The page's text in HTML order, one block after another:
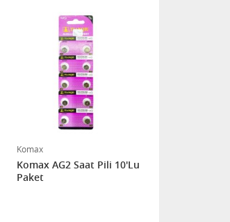
Komax
Komax AG2 Saat Pili 10'Lu
Paket